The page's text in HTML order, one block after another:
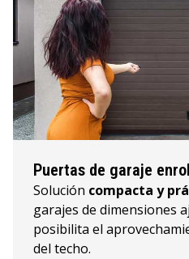
Puertas de garaje
Solución compacta y
garajes de dimensiones
posibilita el
del techo.